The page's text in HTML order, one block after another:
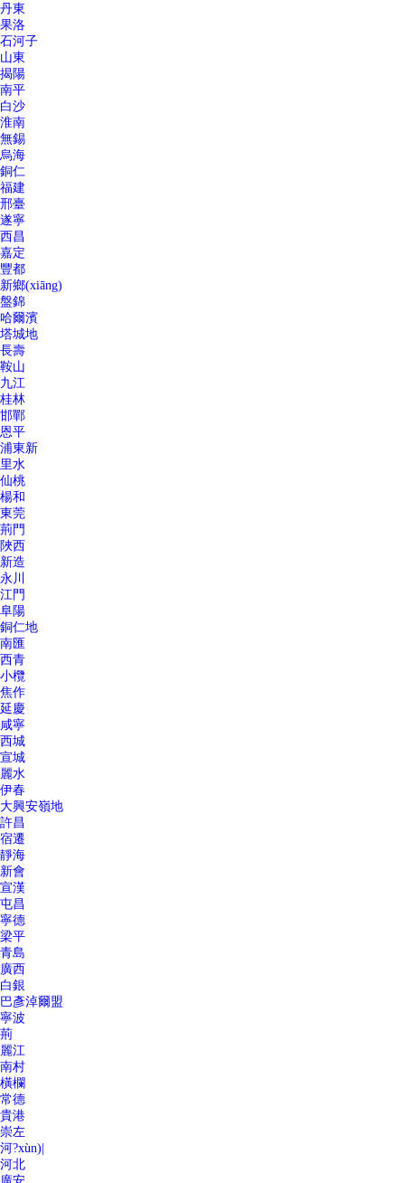
丹東
果洛
石河子
山東
揭陽
南平
白沙
淮南
無錫
烏海
銅仁
福建
邢臺
遂寧
西昌
嘉定
豐都
新鄉(xiāng)
盤錦
哈爾濱
塔城地
長壽
鞍山
九江
桂林
邯鄲
恩平
浦東新
里水
仙桃
楊和
東莞
荊門
陜西
新造
永川
江門
阜陽
銅仁地
南匯
西青
小欖
焦作
延慶
咸寧
西城
宣城
麗水
伊春
大興安嶺地
許昌
宿遷
靜海
新會
宣漢
屯昌
寧德
梁平
青島
廣西
白銀
巴彥淖爾盟
寧波
荊
麗江
南村
橫欄
常德
貴港
崇左
河?xùn)|
河北